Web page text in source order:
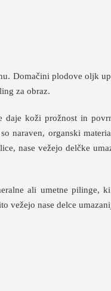
Domačini plodove oljk
za obraz.
koži prožnost in
naraven, organski
nase vežejo delčke
ali umetne pilinge,
vežejo nase delce